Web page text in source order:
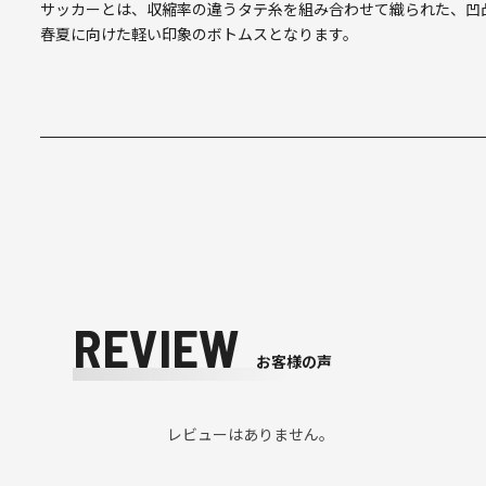
サッカーとは、収縮率の違うタテ糸を組み合わせて織られた、凹
春夏に向けた軽い印象のボトムスとなります。
REVIEW お客様の声
レビューはありません。